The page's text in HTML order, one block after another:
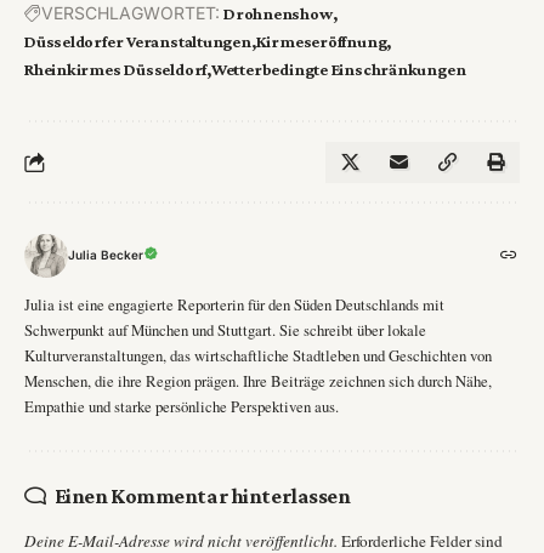
VERSCHLAGWORTET: Drohnenshow
Düsseldorfer Veranstaltungen Kirmeseröffnung
Rheinkirmes Düsseldorf Wetterbedingte Einschränkungen
Julia Becker
Julia ist eine engagierte Reporterin für den Süden Deutschlands mit
Schwerpunkt auf München und Stuttgart. Sie schreibt über lokale
Kulturveranstaltungen, das wirtschaftliche Stadtleben und Geschichten von
Menschen, die ihre Region prägen. Ihre Beiträge zeichnen sich durch Nähe,
Empathie und starke persönliche Perspektiven aus.
Einen Kommentar hinterlassen
Deine E-Mail-Adresse wird nicht veröffentlicht. Erforderliche Felder sind